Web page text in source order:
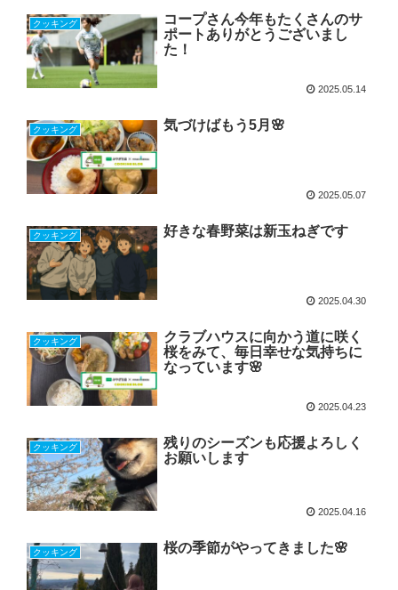
クッキング
コープさん今年もたくさんのサ
ポートありがとうございまし
た！
2025.05.14
クッキング 気づけばもう5月🌸
2025.05.07
クッキング 好きな春野菜は新玉ねぎです
2025.04.30
クッキング
クラブハウスに向かう道に咲く
桜をみて、毎日幸せな気持ちに
なっています🌸
2025.04.23
クッキング
残りのシーズンも応援よろしく
お願いします
2025.04.16
クッキング 桜の季節がやってきました🌸